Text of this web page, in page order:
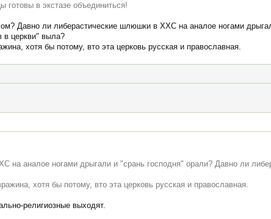
готовы в экстазе объединиться!
Давно ли либерастические шлюшки в ХХС на аналое ногами
в церкви" выла?
хотя бы потому, вто эта церковь русская и православная.
на аналое ногами дрыгали и "срань господня" орали? Давно ли
хотя бы потому, вто эта церковь русская и православная.
религиозные выходят.